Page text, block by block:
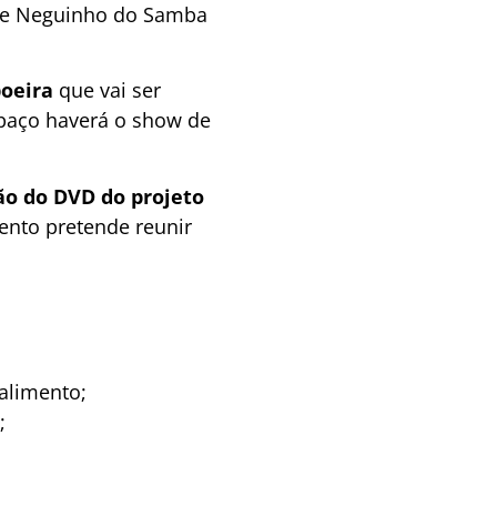
Neguinho do Samba
que vai ser
haverá o show de
do DVD do projeto
pretende reunir